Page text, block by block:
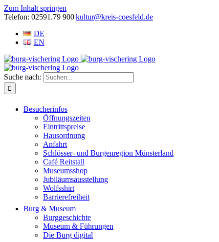
Zum Inhalt springen
Telefon: 02591.79 900|kultur@kreis-coesfeld.de
DE
EN
Suche nach:
Besucherinfos
Öffnungszeiten
Eintrittspreise
Hausordnung
Anfahrt
Schlösser- und Burgenregion Münsterland
Café Reitstall
Museumsshop
Jubiläumsausstellung
Wolfsshirt
Barrierefreiheit
Burg & Museum
Burggeschichte
Museum & Führungen
Die Burg digital